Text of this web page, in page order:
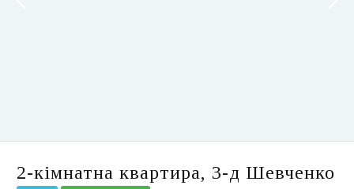
2-кімнатна квартира, З-д Шевченко